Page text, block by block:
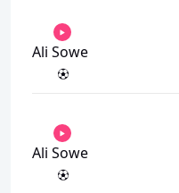
Ali Sowe
Ali Sowe